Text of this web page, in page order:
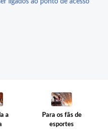
ligados ao ponto de acesso
a
Para os fãs de
esportes